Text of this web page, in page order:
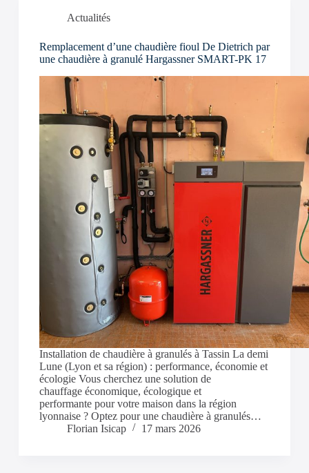
Actualités
Remplacement d’une chaudière fioul De Dietrich par
une chaudière à granulé Hargassner SMART-PK 17
Installation de chaudière à granulés à Tassin La demi
Lune (Lyon et sa région) : performance, économie et
écologie Vous cherchez une solution de
chauffage économique, écologique et
performante pour votre maison dans la région
lyonnaise ? Optez pour une chaudière à granulés…
Florian Isicap
17 mars 2026